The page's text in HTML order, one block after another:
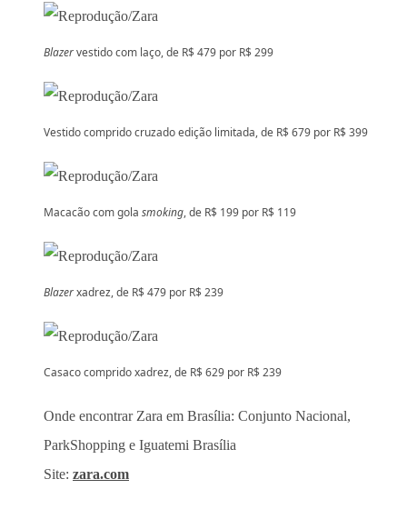
Blazervestido com laço, de R$ 479 por R$ 299
Vestido comprido cruzado edição limitada, de R$ 679 por R$ 399
Macacão com gola smoking, de R$ 199 por R$ 119
Blazerxadrez, de R$ 479 por R$ 239
Casaco comprido xadrez, de R$ 629 por R$ 239
Onde encontrar Zara em Brasília: Conjunto Nacional,
ParkShopping e Iguatemi Brasília
Site: zara.com